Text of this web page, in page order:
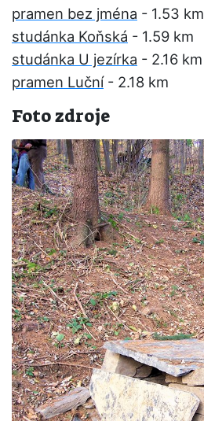
pramen bez jména - 1.53 km
studánka Koňská - 1.59 km
studánka U jezírka - 2.16 km
pramen Luční- 2.18 km
Foto zdroje